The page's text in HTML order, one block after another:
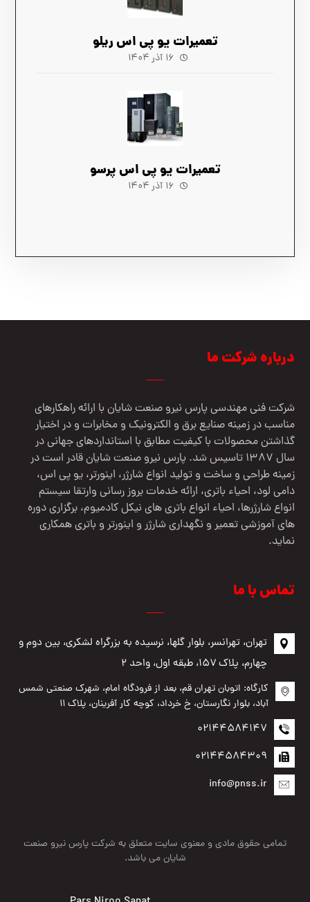
تعمیرات یو پی اس ریلو
۱۶ آذر ۱۴۰۴
تعمیرات یو پی اس پرسو
۱۶ آذر ۱۴۰۴
درباره شرکت ما
شرکت فنی مهندسي پارس نيرو صنعت شایان با ارائه راهکارهای
مناسب در زمینه صنایع برق و الکترونیک و مخابرات و در اختیار
گذاشتن محصولات با کیفیت مطابق با استانداردهای جهانی در
سال 1387 تاسیس شد. پارس نیرو صنعت شایان قادر است در
زمینه طراحی و ساخت و تولید انواع شارژر، اینورتر، یو پی اس،
دامی لود، احیاء باتری، ارائه خدمات بروز رسانی وارتقا سیستم
انواع شارژرها، احیاء انواع باتری های نیکل کادمیوم، برگزاری دوره
های آموزشی تعمیر و نگهداری شارژر و اینورتر و باتری همکاری
نماید.
تماس با ما
تهران، تهرانسر، بلوار گلها، نرسیده به بزرگراه لشکری، بین دوم و
چهارم، پلاک ۱۵۷، طبقه اول، واحد ۲
کارگاه: اتوبان تهران قم، بعد از فرودگاه امام، شهرک صنعتی شمس
آباد، بلوار نگارستان، خ خرداد، کوچه کار آفرینان، پلاک ۱۱
02144584147
02144584309
info@pnss.ir
تمامی حقوق مادی و معنوی سایت متعلق به شرکت پارس نیرو صنعت
شایان می باشد.